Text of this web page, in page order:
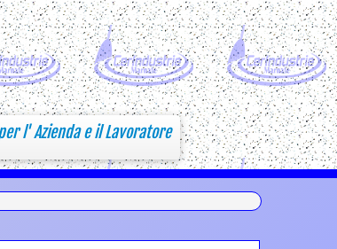
l' Azienda e il Lavoratore